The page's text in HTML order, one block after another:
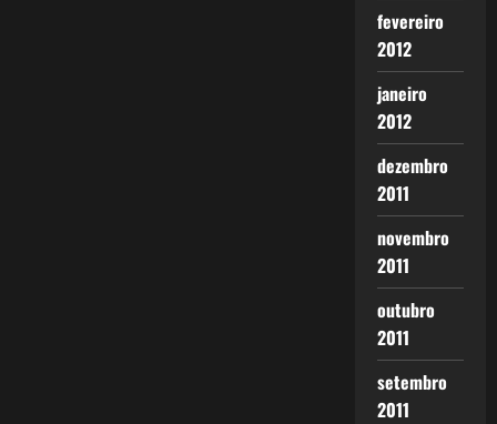
fevereiro
2012
janeiro
2012
dezembro
2011
novembro
2011
outubro
2011
setembro
2011